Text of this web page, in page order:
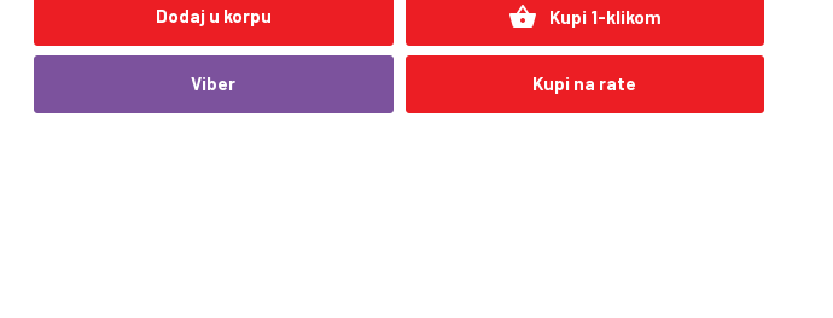
Dodaj u korpu shopping_basket Kupi 1-klikom
Viber Kupi na rate